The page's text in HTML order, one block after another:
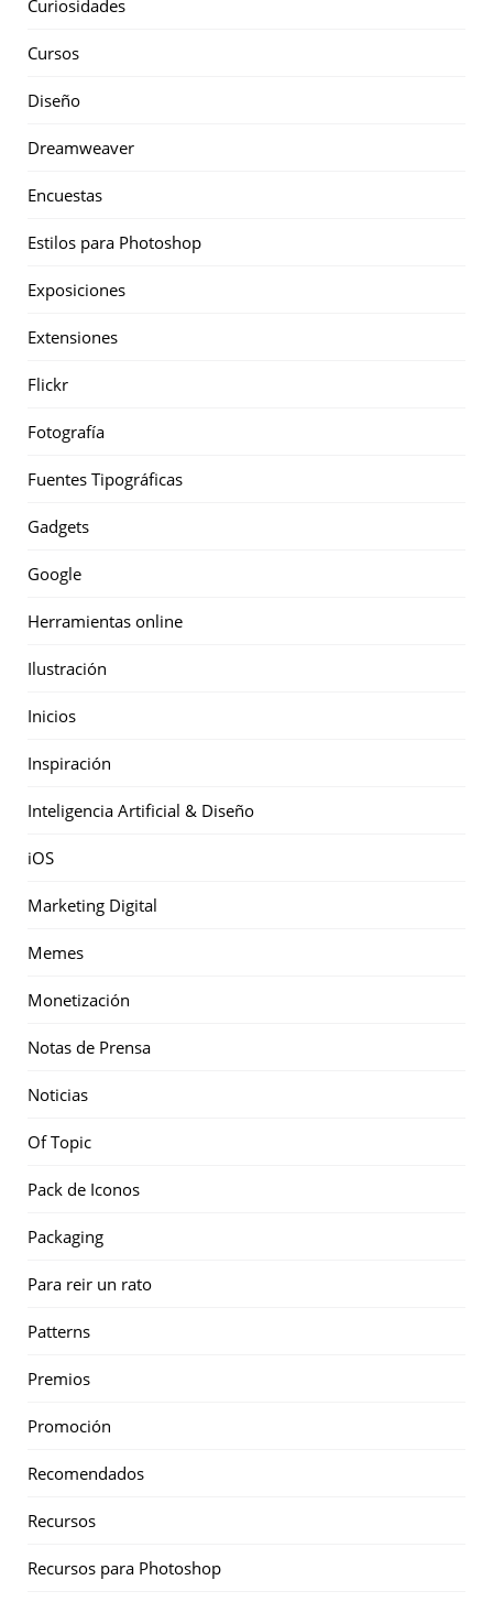
Curiosidades
Cursos
Diseño
Dreamweaver
Encuestas
Estilos para Photoshop
Exposiciones
Extensiones
Flickr
Fotografía
Fuentes Tipográficas
Gadgets
Google
Herramientas online
Ilustración
Inicios
Inspiración
Inteligencia Artificial & Diseño
iOS
Marketing Digital
Memes
Monetización
Notas de Prensa
Noticias
Of Topic
Pack de Iconos
Packaging
Para reir un rato
Patterns
Premios
Promoción
Recomendados
Recursos
Recursos para Photoshop